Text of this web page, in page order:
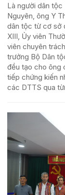
Là người dân tộc
Nguyên, ông Y
dân tộc từ cơ sở
XIII, Ủy viên
viên chuyên
trưởng Bộ Dân
đều tạo cho ông
tiếp chứng kiến
các DTTS qua